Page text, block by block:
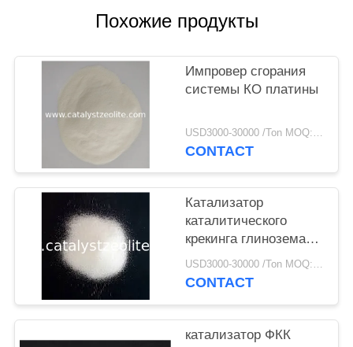
Похожие продукты
Импровер сгорания
системы КО платины
USD3000-30000 /Ton MOQ:1 кг
CONTACT
Катализатор
каталитического
крекинга глинозема
ФКК глинозема 42%
жидкий
USD3000-30000 /Ton MOQ:1 кг
CONTACT
катализатор ФКК